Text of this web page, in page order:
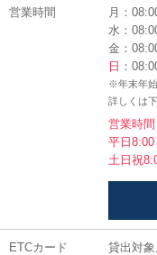
営業時間 月：
水：
金：
日 ：
※年末年始
詳しくは
営業時間
平日8:00
土日祝
ETCカード 貸出対